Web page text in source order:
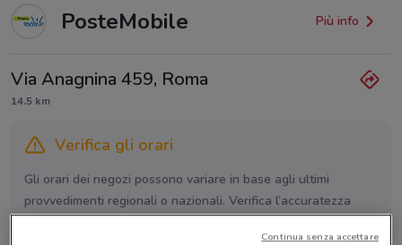
PosteMobile Più info
Via Anagnina 459, Roma
14.5 km
Verifica gli orari
Gli orari dei negozi possono variare in base agli ultimi
provvedimenti regionali o nazionali. Verifica l’accuratezza
chiamando il negozio.
Continua senza accettare